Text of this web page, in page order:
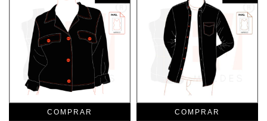
COMPRAR COMPRAR